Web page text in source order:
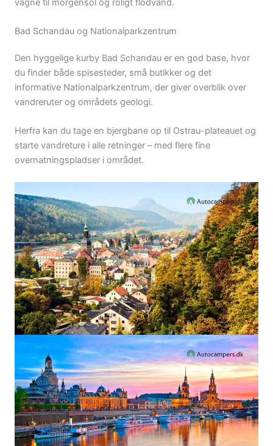
vågne til morgensol og roligt flodvand.
Bad Schandau og Nationalparkzentrum
Den hyggelige kurby Bad Schandau er en god base, hvor
du finder både spisesteder, små butikker og det
informative Nationalparkzentrum, der giver overblik over
vandreruter og områdets geologi.
Herfra kan du tage en bjergbane op til Ostrau-plateauet og
starte vandreture i alle retninger – med flere fine
overnatningspladser i området.